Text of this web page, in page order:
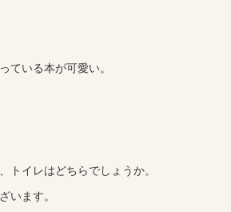
ている本が可愛い。
トイレはどちらでしょうか。
います。